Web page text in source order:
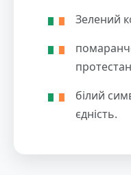
Зелений
білий
єдність.